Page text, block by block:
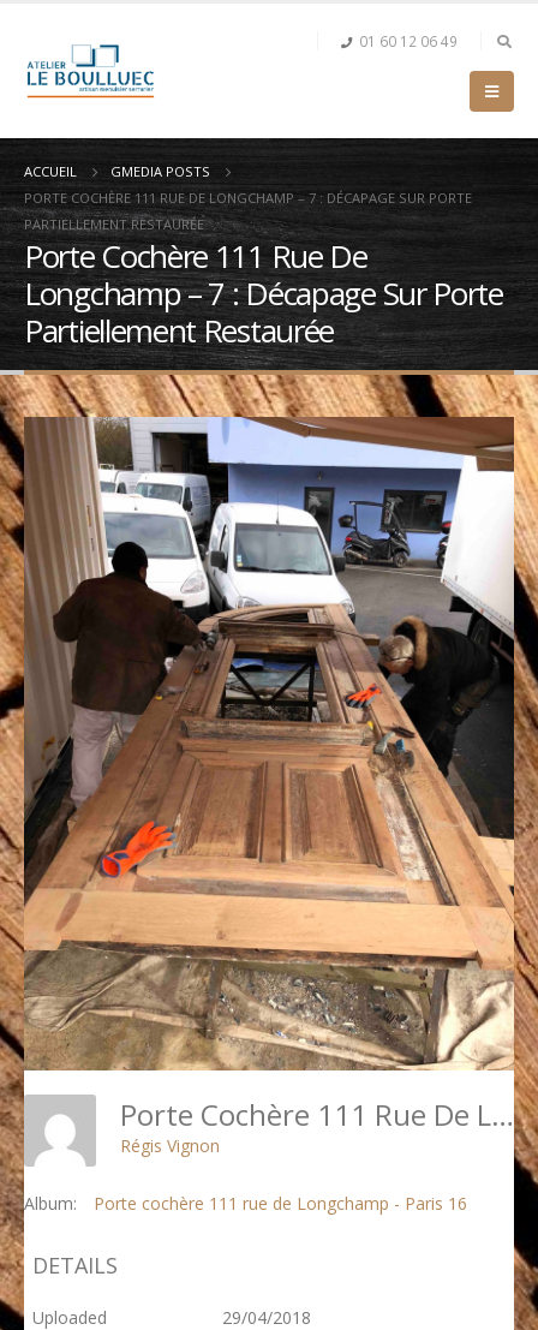
01 60 12 06 49
ACCUEIL
GMEDIA POSTS
PORTE COCHÈRE 111 RUE DE LONGCHAMP – 7 : DÉCAPAGE SUR PORTE
PARTIELLEMENT RESTAURÉE
Porte Cochère 111 Rue De
Longchamp – 7 : Décapage Sur Porte
Partiellement Restaurée
Porte Cochère 111 Rue De Longchamp - 7 : Décapage Sur Porte Partiellement Restaurée
Régis Vignon
Album: Porte cochère 111 rue de Longchamp - Paris 16
DETAILS
Uploaded 29/04/2018